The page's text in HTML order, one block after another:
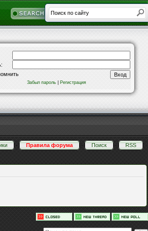
Забыл пароль| Регистрация
· Правила форума · Поиск · RSS